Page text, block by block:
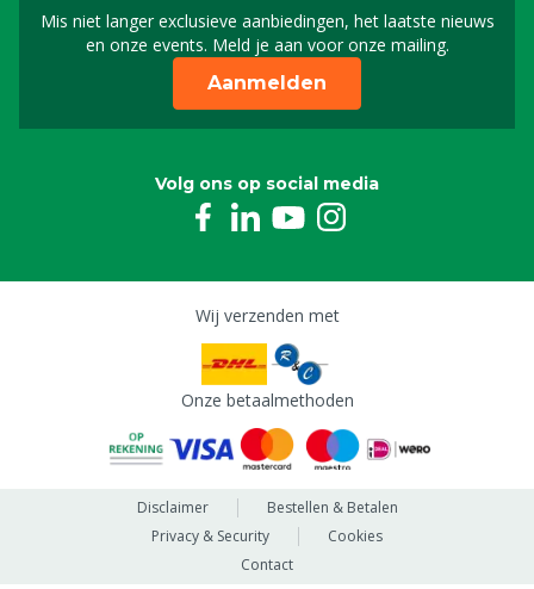
Mis niet langer exclusieve aanbiedingen, het laatste nieuws
en onze events. Meld je aan voor onze mailing.
Schrijf je in voor onze
Aanmelden
Volg ons op social media
Wij verzenden met
Onze betaalmethoden
Disclaimer
Bestellen & Betalen
Privacy & Security
Cookies
Contact